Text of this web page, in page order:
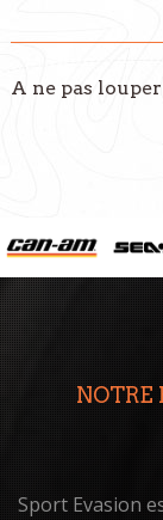
A ne pas
NOTRE
Sport Evasion